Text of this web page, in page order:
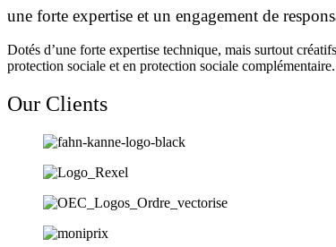
une forte expertise et un engagement de
Dotés d’une forte expertise technique, mais surtout
protection sociale et en protection sociale
Our Clients